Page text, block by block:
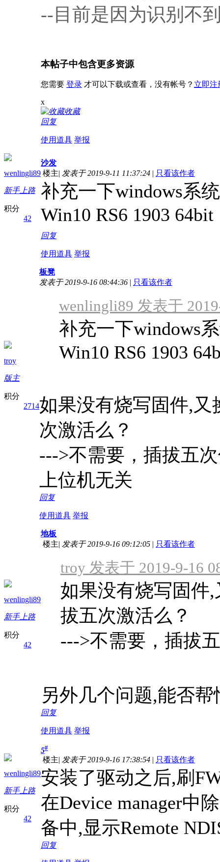
--目前是因为识别不
本帖子中包含更多资源
您需要 登录 才可以下载或查看，没有帐号？ 立即注
x
收藏
回复
使用道具 举报
wenlingli89
新手上路
积分
42
沙发
楼主| 发表于 2019-9-11 11:37:24 | 只看该作者
补充一下windows系
Win10 RS6 1903 64bit
回复
使用道具 举报
troy
版主
积分
2714
板凳
发表于 2019-9-16 08:44:36 | 只看该作者
wenlingli89 发表于
补充一下windows
Win10 RS6 1903
如果没有烧写固件,
次激活么？
--->不需要，插拔五
上位机无关
回复
使用道具 举报
wenlingli89
新手上路
积分
42
地板
楼主| 发表于 2019-9-16 09:12:05 | 只看该作者
troy 发表于 2019-9-16
如果没有烧写固件
拔五次激活么？
--->不需要，插拔
另外几个问题,能否
回复
使用道具 举报
wenlingli89
新手上路
积分
42
5#
楼主| 发表于 2019-9-16 17:38:54 | 只看该作者
安装了驱动之后,刷
在Device manager中
备中,显示Remote
回复